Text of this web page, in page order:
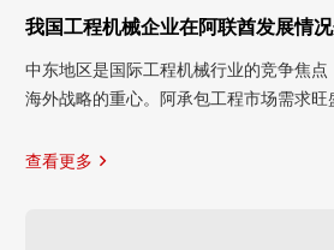
我国工程机械企业在阿联酋发展情
中东地区是国际工程机械行业的竞争焦
海外战略的重心。阿承包工程市场需求
查看更多